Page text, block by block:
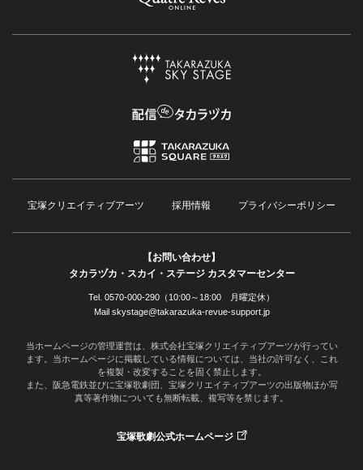
宝塚クリエイティブアーツ 採用情報 プライバシーポリシー
【お問い合わせ】
タカラヅカ・スカイ・ステージ カスタマーセンター
Tel. 0570-000-290（10:00～18:00 月曜定休）
Mail skystage@takarazuka-revue-support.jp
当ホームページの管理運営は、株式会社宝塚クリエイティブアーツが行ってい
ます。当ホームページに掲載している情報については、当社の許可なく、これ
を複製・改変することを固く禁止します。
また、阪急電鉄並びに宝塚歌劇団、宝塚クリエイティブアーツの出版物ほか写
真等著作物についても無断転載、複写等を禁じます。
宝塚歌劇公式ホームページ